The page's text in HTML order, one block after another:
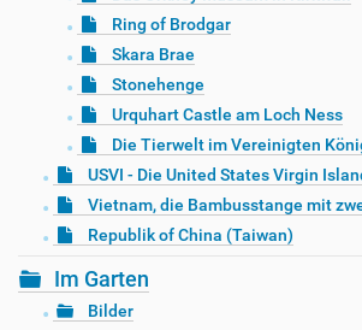
Ring of Brodgar
Skara Brae
Stonehenge
Urquhart Castle am Loch Ness
Die Tierwelt im Vereinigten
USVI - Die United States Virgin
Vietnam, die Bambusstange mit
Republik of China (Taiwan)
Im Garten
Bilder